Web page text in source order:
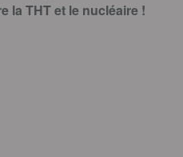
la THT et le nucléaire !